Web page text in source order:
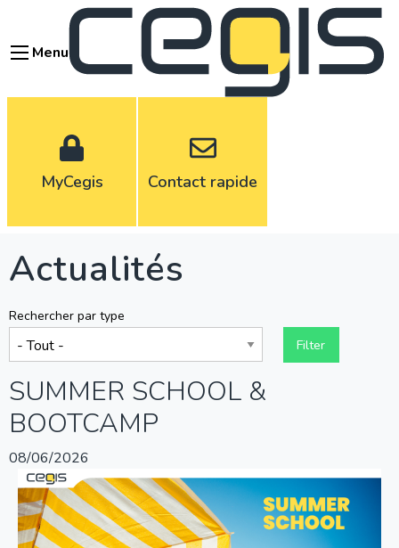
contenuMenu
MyCegis Contact rapide
Actualités
Rechercher par type
SUMMER SCHOOL &
BOOTCAMP
08/06/2026